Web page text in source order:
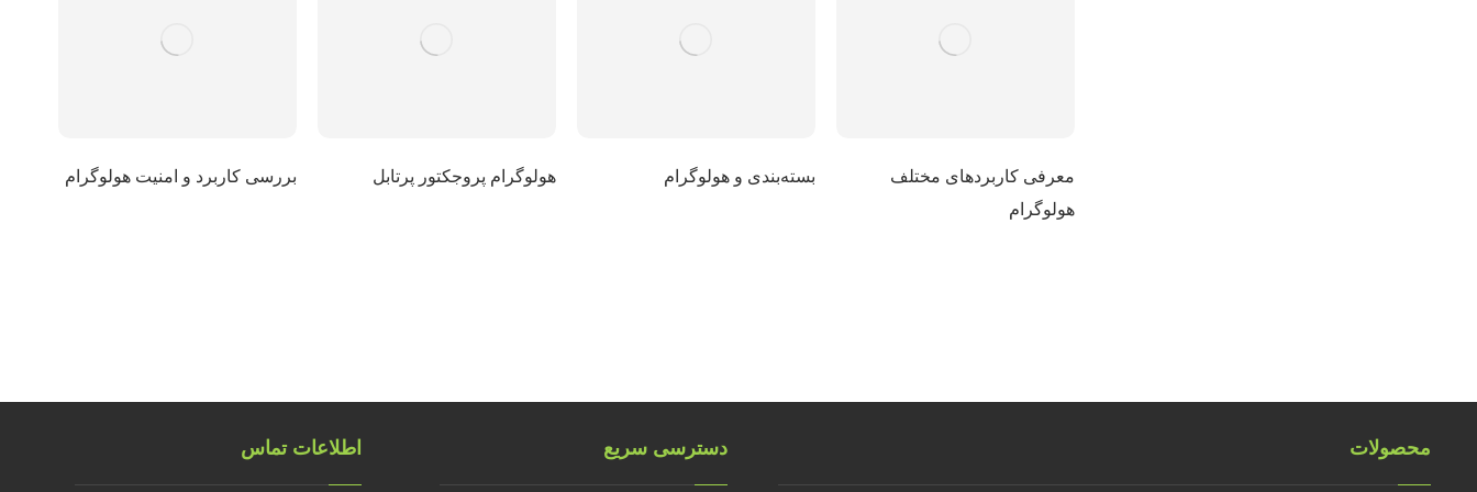
معرفی کاربردهای مختلف
هولوگرام
بسته‌بندی و هولوگرام هولوگرام پروجکتور پرتابل بررسی کاربرد و امنیت هولوگرام
محصولات دسترسی سریع اطلاعات تماس